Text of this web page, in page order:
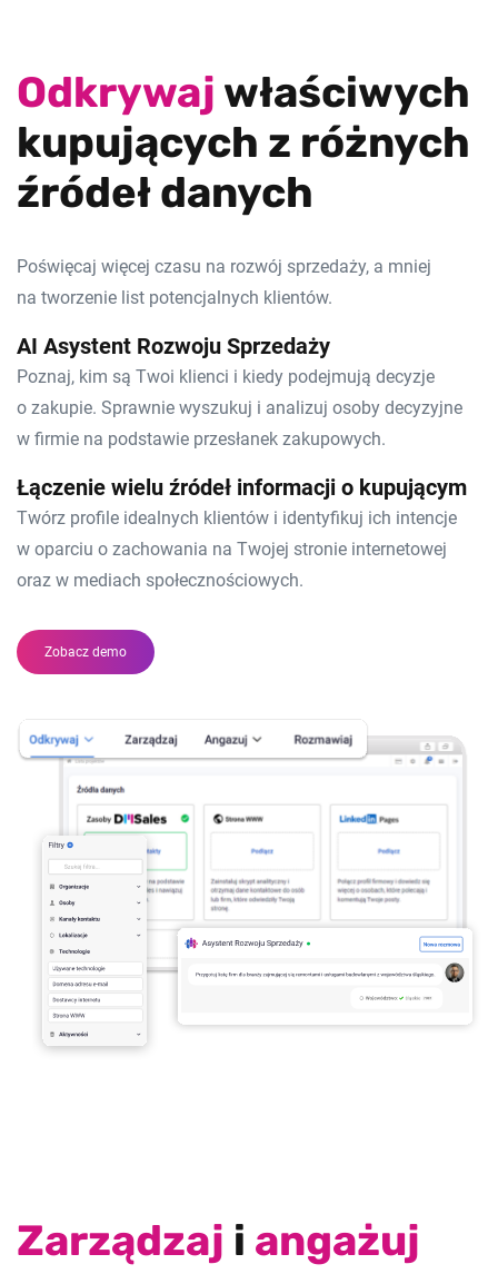
Odkrywaj właściwych
kupujących z różnych
źródeł danych
Poświęcaj więcej czasu na rozwój sprzedaży, a mniej
na tworzenie list potencjalnych klientów.
AI Asystent Rozwoju Sprzedaży
Poznaj, kim są Twoi klienci i kiedy podejmują decyzje
o zakupie. Sprawnie wyszukuj i analizuj osoby decyzyjne
w firmie na podstawie przesłanek zakupowych.
Łączenie wielu źródeł informacji o kupującym
Twórz profile idealnych klientów i identyfikuj ich intencje
w oparciu o zachowania na Twojej stronie internetowej
oraz w mediach społecznościowych.​
Zobacz demo
Zarządzaj i angażuj